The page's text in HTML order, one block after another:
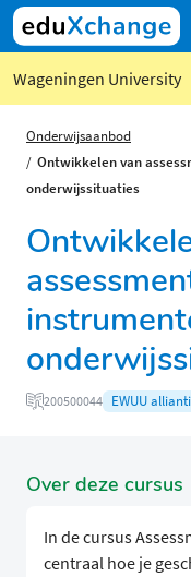
Wageningen University
Onderwijsaanbod
Ontwikkelen van
onderwijssituaties
200500044 EWUU
Over deze cursus
In de cursus
centraal hoe je